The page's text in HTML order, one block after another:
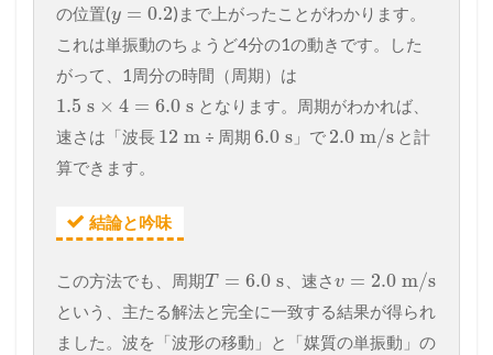
の位置(y = 0.2)まで上がったことがわかります。
これは単振動のちょうど4分の1の動きです。した
がって、1周分の時間（周期）は
1.5 s × 4 = 6.0s となります。周期がわかれば、
速さは「波長 12 m ÷ 周期 6.0s」で 2.0m/sと計
算できます。
結論と吟味
この方法でも、周期T = 6.0 s 、速さv = 2.0m/s
という、主たる解法と完全に一致する結果が得られ
ました。波を「波形の移動」と「媒質の単振動」の